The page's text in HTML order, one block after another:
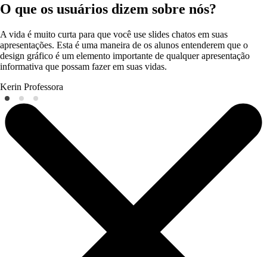
O que os usuários dizem sobre nós?
A vida é muito curta para que você use slides chatos em suas
apresentações. Esta é uma maneira de os alunos entenderem que o
design gráfico é um elemento importante de qualquer apresentação
informativa que possam fazer em suas vidas.
Kerin Professora